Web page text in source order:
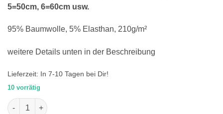
5=50cm, 6=60cm usw.
95% Baumwolle, 5% Elasthan, 210g/m²
weitere Details unten in der Beschreibung
Lieferzeit: In 7-10 Tagen bei Dir!
10 vorrätig
Bio Jersey Liese und Lotte von Stoffonkel, GOTS zertifiziert,